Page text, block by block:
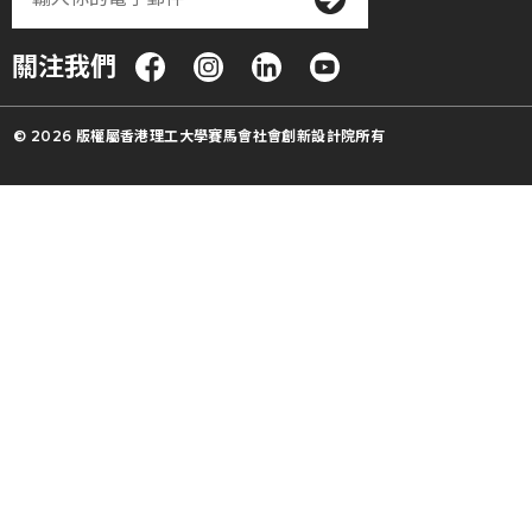
關注我們
© 2026 版權屬香港理工大學賽馬會社會創新設計院所有